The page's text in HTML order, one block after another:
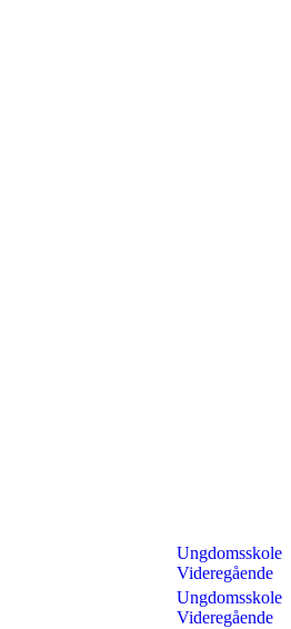
Ungdomsskole
Videregående
Ungdomsskole
Videregående